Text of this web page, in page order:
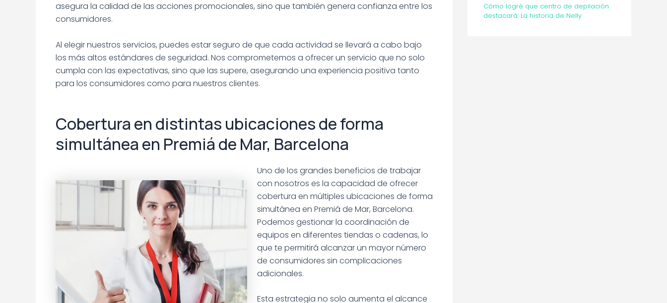
asegura la calidad de las acciones promocionales, sino que también genera confianza entre los
consumidores.
Al elegir nuestros servicios, puedes estar seguro de que cada actividad se llevará a cabo bajo
los más altos estándares de seguridad. Nos comprometemos a ofrecer un servicio que no solo
cumpla con las expectativas, sino que las supere, asegurando una experiencia positiva tanto
para los consumidores como para nuestros clientes.
Cobertura en distintas ubicaciones de forma
simultánea en Premiá de Mar, Barcelona
Uno de los grandes beneficios de trabajar
con nosotros es la capacidad de ofrecer
cobertura en múltiples ubicaciones de forma
simultánea en Premiá de Mar, Barcelona.
Podemos gestionar la coordinación de
equipos en diferentes tiendas o cadenas, lo
que te permitirá alcanzar un mayor número
de consumidores sin complicaciones
adicionales.
Esta estrategia no solo aumenta el alcance
Cómo logré que centro de depilación
destacará: La historia de Nelly